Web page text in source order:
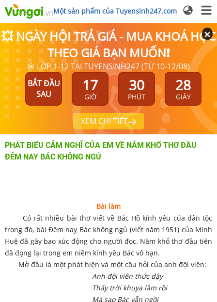
Một sản phẩm của Tuyensinh247.com
💥 NGÀY HỘI TRẢ GIÁ - MUA KHOÁ HỌC
THEO GIÁ BẠN MUỐN❗
🎯 LỚP 1-12 TẠI TUYENSINH247 (TỪ 10-12/08)
BẮT ĐẦU
SAU
17
GIỜ
30
PHÚT
28
GIÂY
XEM CHI TIẾT
PHÁT BIỂU CẢM NGHĨ CỦA EM VỀ NĂM KHỔ THƠ ĐẦU
ĐÊM NAY BÁC KHÔNG NGỦ
Bài làm
Có rất nhiều bài thơ viết về Bác Hồ kính yêu của dân tộc
trong đó, bài Đêm nay Bác không ngủ (viết năm 1951) của Minh
Huệ đã gây bao xúc động cho người đọc. Năm khổ thơ đầu tiên
đã đọng lại trong em niềm kính yêu Bác vô hạn.
Mở đầu là một phát hiện và một câu hỏi của anh đội viên:
Anh đội viên thức dậy
Thấy trời khuya lắm rồi
Mà sao Bác vẫn ngồi